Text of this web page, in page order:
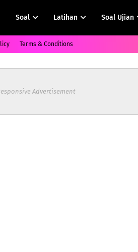
Soal Latihan Soal Ujian
Terms & Conditions
Advertisement